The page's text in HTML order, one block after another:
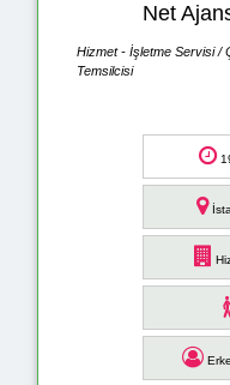
Net
Hizmet - İşletme Servisi /
Temsilcisi